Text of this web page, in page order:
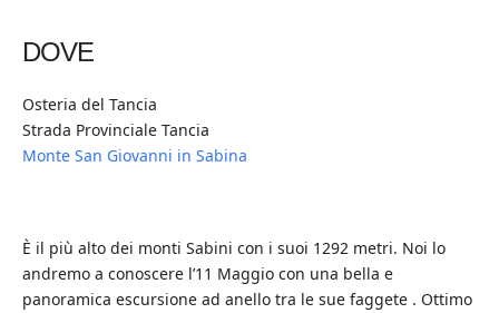
DOVE
Osteria del Tancia
Strada Provinciale Tancia
Monte San Giovanni in Sabina
È il più alto dei monti Sabini con i suoi 1292 metri. Noi lo
andremo a conoscere l’11 Maggio con una bella e
panoramica escursione ad anello tra le sue faggete . Ottimo